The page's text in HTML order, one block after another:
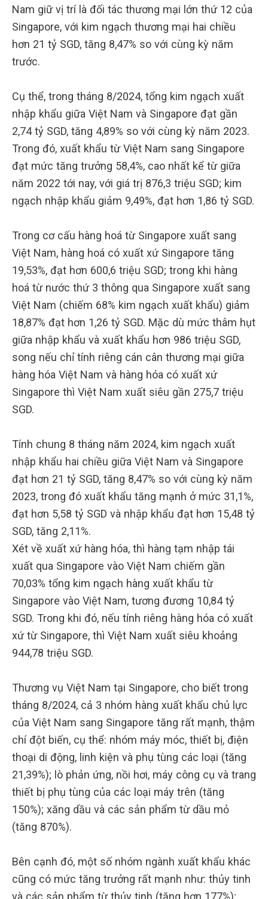
Nam giữ vị trí là đối tác thương mại lớn thứ 12 của
Singapore, với kim ngạch thương mại hai chiều
hơn 21 tỷ SGD, tăng 8,47% so với cùng kỳ năm
trước.
Cụ thể, trong tháng 8/2024, tổng kim ngạch xuất
nhập khẩu giữa Việt Nam và Singapore đạt gần
2,74 tỷ SGD, tăng 4,89% so với cùng kỳ năm 2023.
Trong đó, xuất khẩu từ Việt Nam sang Singapore
đạt mức tăng trưởng 58,4%, cao nhất kể từ giữa
năm 2022 tới nay, với giá trị 876,3 triệu SGD; kim
ngạch nhập khẩu giảm 9,49%, đạt hơn 1,86 tỷ SGD.
Trong cơ cấu hàng hoá từ Singapore xuất sang
Việt Nam, hàng hoá có xuất xứ Singapore tăng
19,53%, đạt hơn 600,6 triệu SGD; trong khi hàng
hoá từ nước thứ 3 thông qua Singapore xuất sang
Việt Nam (chiếm 68% kim ngạch xuất khẩu) giảm
18,87% đạt hơn 1,26 tỷ SGD. Mặc dù mức thâm hụt
giữa nhập khẩu và xuất khẩu hơn 986 triệu SGD,
song nếu chỉ tính riêng cán cân thương mại giữa
hàng hóa Việt Nam và hàng hóa có xuất xứ
Singapore thì Việt Nam xuất siêu gần 275,7 triệu
SGD.
Tính chung 8 tháng năm 2024, kim ngạch xuất
nhập khẩu hai chiều giữa Việt Nam và Singapore
đạt hơn 21 tỷ SGD, tăng 8,47% so với cùng kỳ năm
2023, trong đó xuất khẩu tăng mạnh ở mức 31,1%,
đạt hơn 5,58 tỷ SGD và nhập khẩu đạt hơn 15,48 tỷ
SGD, tăng 2,11%.
Xét về xuất xứ hàng hóa, thì hàng tạm nhập tái
xuất qua Singapore vào Việt Nam chiếm gần
70,03% tổng kim ngạch hàng xuất khẩu từ
Singapore vào Việt Nam, tương đương 10,84 tỷ
SGD. Trong khi đó, nếu tính riêng hàng hóa có xuất
xứ từ Singapore, thì Việt Nam xuất siêu khoảng
944,78 triệu SGD.
Thương vụ Việt Nam tại Singapore, cho biết trong
tháng 8/2024, cả 3 nhóm hàng xuất khẩu chủ lực
của Việt Nam sang Singapore tăng rất mạnh, thậm
chí đột biến, cụ thể: nhóm máy móc, thiết bị, điện
thoại di động, linh kiện và phụ tùng các loại (tăng
21,39%); lò phản ứng, nồi hơi, máy công cụ và trang
thiết bị phụ tùng của các loại máy trên (tăng
150%); xăng dầu và các sản phẩm từ dầu mỏ
(tăng 870%).
Bên cạnh đó, một số nhóm ngành xuất khẩu khác
cũng có mức tăng trưởng rất mạnh như: thủy tinh
và các sản phẩm từ thủy tinh (tăng hơn 177%);